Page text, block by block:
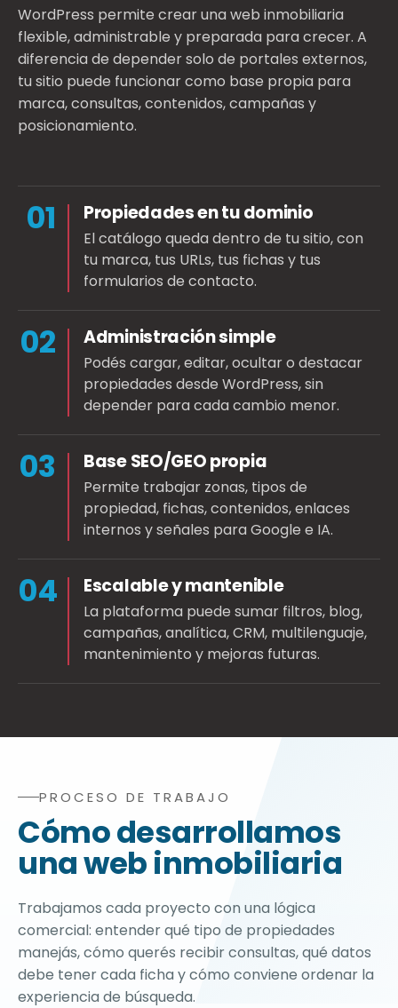
WordPress permite crear una web inmobiliaria
flexible, administrable y preparada para crecer. A
diferencia de depender solo de portales externos,
tu sitio puede funcionar como base propia para
marca, consultas, contenidos, campañas y
posicionamiento.
01 Propiedades en tu dominio
El catálogo queda dentro de tu sitio, con
tu marca, tus URLs, tus fichas y tus
formularios de contacto.
02 Administración simple
Podés cargar, editar, ocultar o destacar
propiedades desde WordPress, sin
depender para cada cambio menor.
03 Base SEO/GEO propia
Permite trabajar zonas, tipos de
propiedad, fichas, contenidos, enlaces
internos y señales para Google e IA.
04 Escalable y mantenible
La plataforma puede sumar filtros, blog,
campañas, analítica, CRM, multilenguaje,
mantenimiento y mejoras futuras.
Proceso de desarrollo de web inmobiliaria
PROCESO DE TRABAJO
Cómo desarrollamos
una web inmobiliaria
Trabajamos cada proyecto con una lógica
comercial: entender qué tipo de propiedades
manejás, cómo querés recibir consultas, qué datos
debe tener cada ficha y cómo conviene ordenar la
experiencia de búsqueda.